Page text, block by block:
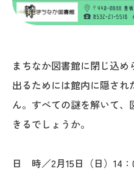
まちなか図書館に閉じ込
出るためには館内に隠さ
ん。すべての謎を解いて
きるでしょうか。
日 時／2月15日（日）14